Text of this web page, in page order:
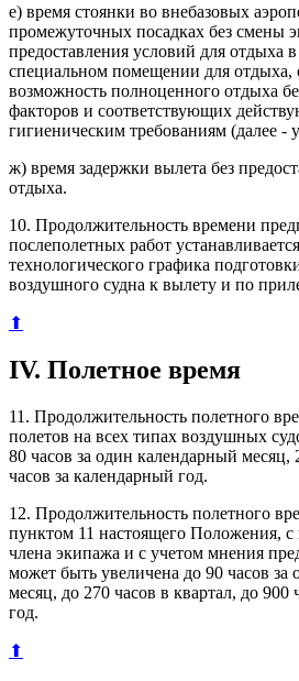
е) время стоянки во внебазовых
промежуточных посадках без смены
предоставления условий для отдыха
специальном помещении для
возможность полноценного отдыха
факторов и соответствующих
гигиеническим требованиям (далее -
ж) время задержки вылета без
отдыха.
10. Продолжительность времени
послеполетных работ
технологического графика
воздушного судна к вылету и по
⬆
IV. Полетное время
11. Продолжительность полетного
полетов на всех типах воздушных
80 часов за один календарный месяц,
часов за календарный год.
12. Продолжительность полетного
пунктом 11 настоящего Положения, с
члена экипажа и с учетом мнения
может быть увеличена до 90 часов за
месяц, до 270 часов в квартал, до 900
год.
⬆